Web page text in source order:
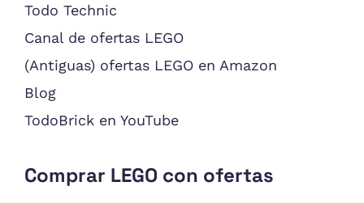
Todo Technic
Canal de ofertas LEGO
(Antiguas) ofertas LEGO en Amazon
Blog
TodoBrick en YouTube
Comprar LEGO con ofertas